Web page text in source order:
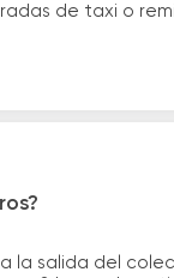
de taxi o
la salida del